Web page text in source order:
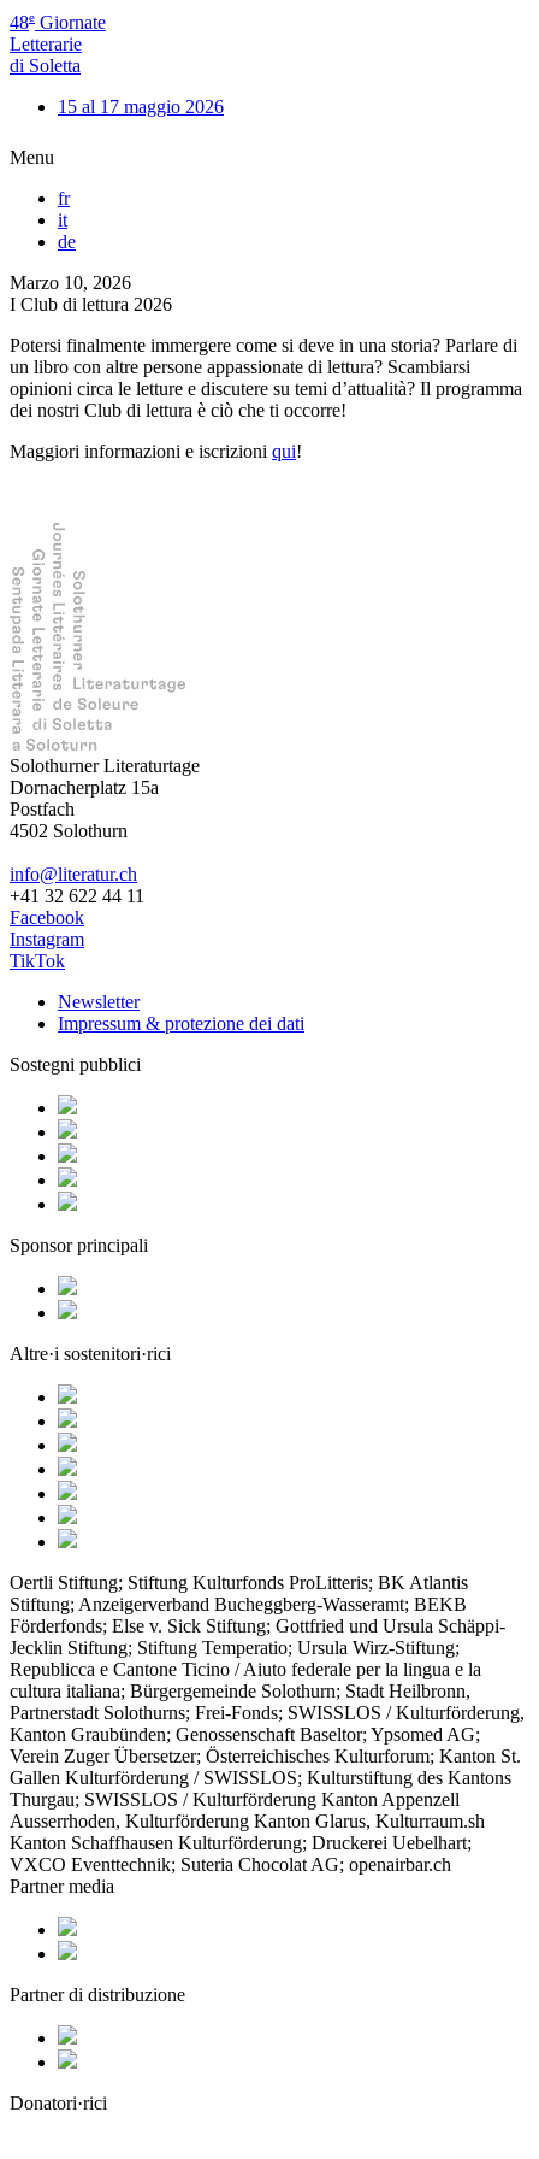
48e Giornate
Letterarie
di Soletta
15 al 17 maggio 2026
Menu
fr
it
de
Marzo 10, 2026
I Club di lettura 2026
Potersi finalmente immergere come si deve in una storia? Parlare di
un libro con altre persone appassionate di lettura? Scambiarsi
opinioni circa le letture e discutere su temi d’attualità? Il programma
dei nostri Club di lettura è ciò che ti occorre!
Maggiori informazioni e iscrizioni qui!
Solothurner Literaturtage
Dornacherplatz 15a
Postfach
4502 Solothurn
info@literatur.ch
+41 32 622 44 11
Facebook
Instagram
TikTok
Newsletter
Impressum & protezione dei dati
Sostegni pubblici
Sponsor principali
Altre·i sostenitori·rici
Oertli Stiftung; Stiftung Kulturfonds ProLitteris; BK Atlantis
Stiftung; Anzeigerverband Bucheggberg-Wasseramt; BEKB
Förderfonds; Else v. Sick Stiftung; Gottfried und Ursula Schäppi-
Jecklin Stiftung; Stiftung Temperatio; Ursula Wirz-Stiftung;
Republicca e Cantone Ticino / Aiuto federale per la lingua e la
cultura italiana; Bürgergemeinde Solothurn; Stadt Heilbronn,
Partnerstadt Solothurns; Frei-Fonds; SWISSLOS / Kulturförderung,
Kanton Graubünden; Genossenschaft Baseltor; Ypsomed AG;
Verein Zuger Übersetzer; Österreichisches Kulturforum; Kanton St.
Gallen Kulturförderung / SWISSLOS; Kulturstiftung des Kantons
Thurgau; SWISSLOS / Kulturförderung Kanton Appenzell
Ausserrhoden, Kulturförderung Kanton Glarus, Kulturraum.sh
Kanton Schaffhausen Kulturförderung; Druckerei Uebelhart;
VXCO Eventtechnik; Suteria Chocolat AG; openairbar.ch
Partner media
Partner di distribuzione
Donatori·rici